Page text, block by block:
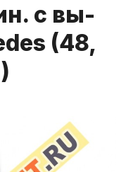
с вы­
(48,